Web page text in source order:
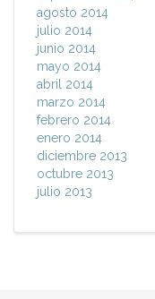
agosto 2014
julio 2014
junio 2014
mayo 2014
abril 2014
marzo 2014
febrero 2014
enero 2014
diciembre 2013
octubre 2013
julio 2013